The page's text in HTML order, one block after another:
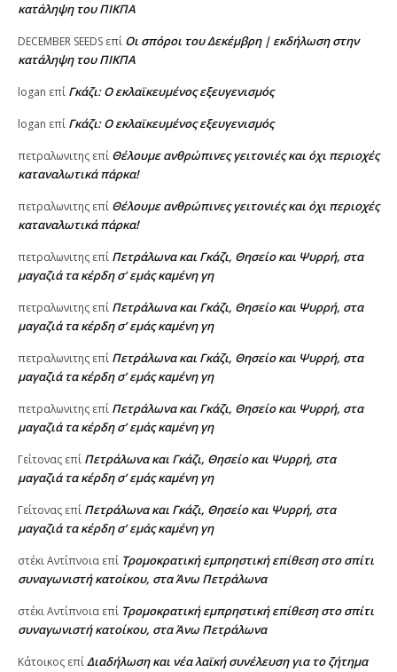
κατάληψη του ΠΙΚΠΑ
DECEMBER SEEDS επί Οι σπόροι του Δεκέμβρη | εκδήλωση στην
κατάληψη του ΠΙΚΠΑ
logan επί Γκάζι: Ο εκλαϊκευμένος εξευγενισμός
logan επί Γκάζι: Ο εκλαϊκευμένος εξευγενισμός
πετραλωνιτης επί Θέλουμε ανθρώπινες γειτονιές και όχι περιοχές
καταναλωτικά πάρκα!
πετραλωνιτης επί Θέλουμε ανθρώπινες γειτονιές και όχι περιοχές
καταναλωτικά πάρκα!
πετραλωνιτης επί Πετράλωνα και Γκάζι, Θησείο και Ψυρρή, στα
μαγαζιά τα κέρδη σ’ εμάς καμένη γη
πετραλωνιτης επί Πετράλωνα και Γκάζι, Θησείο και Ψυρρή, στα
μαγαζιά τα κέρδη σ’ εμάς καμένη γη
πετραλωνιτης επί Πετράλωνα και Γκάζι, Θησείο και Ψυρρή, στα
μαγαζιά τα κέρδη σ’ εμάς καμένη γη
πετραλωνιτης επί Πετράλωνα και Γκάζι, Θησείο και Ψυρρή, στα
μαγαζιά τα κέρδη σ’ εμάς καμένη γη
Γείτονας επί Πετράλωνα και Γκάζι, Θησείο και Ψυρρή, στα
μαγαζιά τα κέρδη σ’ εμάς καμένη γη
Γείτονας επί Πετράλωνα και Γκάζι, Θησείο και Ψυρρή, στα
μαγαζιά τα κέρδη σ’ εμάς καμένη γη
στέκι Αντίπνοια επί Τρομοκρατική εμπρηστική επίθεση στο σπίτι
συναγωνιστή κατοίκου, στα Άνω Πετράλωνα
στέκι Αντίπνοια επί Τρομοκρατική εμπρηστική επίθεση στο σπίτι
συναγωνιστή κατοίκου, στα Άνω Πετράλωνα
Κάτοικος επίΔιαδήλωση και νέα λαϊκή συνέλευση για το ζήτημα